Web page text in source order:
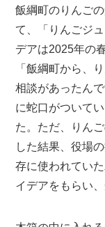
飯綱町のりんご
て、「りんごジ
デアは2025年の
「飯綱町から、
相談があったん
に蛇口がついて
た。ただ、りん
した結果、役場
存に使われてい
イデアをもらい